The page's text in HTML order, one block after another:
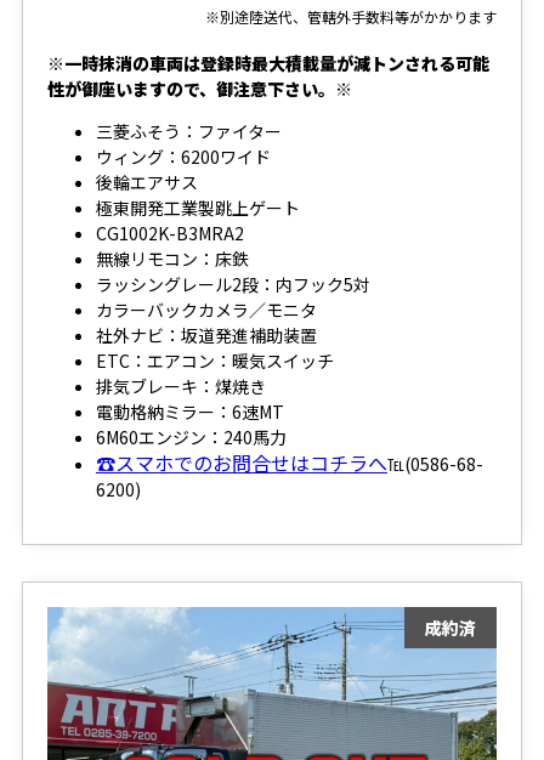
※別途陸送代、管轄外手数料等がかかります
※一時抹消の車両は登録時最大積載量が減トンされる可能
性が御座いますので、御注意下さい。※
三菱ふそう：ファイター
ウィング：6200ワイド
後輪エアサス
極東開発工業製跳上ゲート
CG1002K-B3MRA2
無線リモコン：床鉄
ラッシングレール2段：内フック5対
カラーバックカメラ／モニタ
社外ナビ：坂道発進補助装置
ETC：エアコン：暖気スイッチ
排気ブレーキ：煤焼き
電動格納ミラー：6速MT
6M60エンジン：240馬力
☎スマホでのお問合せはコチラへ℡(0586-68-
6200)